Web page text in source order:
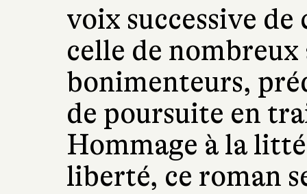
voix successive
celle de
bonimenteurs,
de poursuite en
Hommage à la
liberté, ce roman